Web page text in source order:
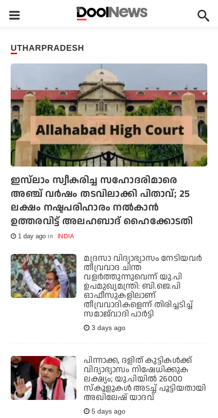
UTHARPRADESH
ഇസ്‌ലാം സ്വീകരിച്ച സഹോദരിമാരെ
അഞ്ച് വര്‍ഷം തടവിലാക്കി പിതാവ്; 25
ലക്ഷം നഷ്ടപരിഹാരം നല്‍കാന്‍
ഉത്തരവിട്ട് അലഹബാദ് ഹൈക്കോടതി
1 day ago INDIA
മദ്രസാ വിദ്യാഭ്യാസം നേടിയവര്‍
തീവ്രവാദ ചിന്ത
വളര്‍ത്തുന്നുവെന്ന് യു.പി
ഉപമുഖ്യമന്ത്രി: ബി.ജെ.പി
ഓഫീസുകളിലാണ്
തീവ്രവാദികളെന്ന് തിരിച്ചടിച്ച്
സമാജ്‌വാദി പാര്‍ട്ടി
3 days ago
പിന്നാക്ക, ദളിത് കുട്ടികള്‍ക്ക്
വിദ്യാഭ്യാസം നിഷേധിക്കുക
ലക്ഷ്യം; യു.പിയില്‍ 26000
സ്‌കൂളുകള്‍ അടച്ച് പൂട്ടിയതായി
അഖിലേഷ് യാദവ്
5 days ago